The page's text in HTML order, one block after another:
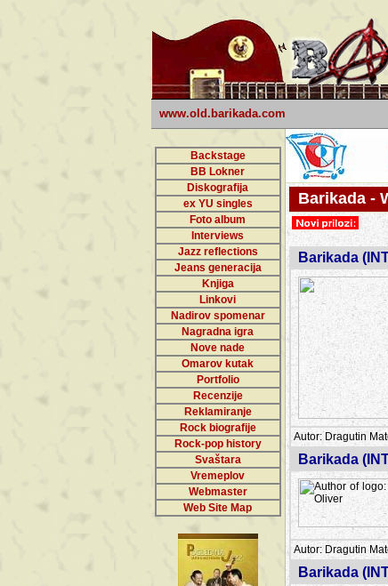
www.old.barikada.com
Backstage
BB Lokner
Diskografija
ex YU singles
Foto album
Interviews
Jazz reflections
Jeans generacija
Knjiga
Linkovi
Nadirov spomenar
Nagradna igra
Nove nade
Omarov kutak
Portfolio
Recenzije
Reklamiranje
Rock biografije
Rock-pop history
Svaštara
Vremeplov
Webmaster
Web Site Map
Barikada -
Barikada
Autor: Dragutin
Barikada
Autor: Dragutin
Barikada